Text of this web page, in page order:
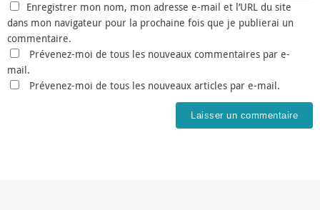
Enregistrer mon nom, mon adresse e-mail et l’URL du site
dans mon navigateur pour la prochaine fois que je publierai un
commentaire.
Prévenez-moi de tous les nouveaux commentaires par e-
mail.
Prévenez-moi de tous les nouveaux articles par e-mail.